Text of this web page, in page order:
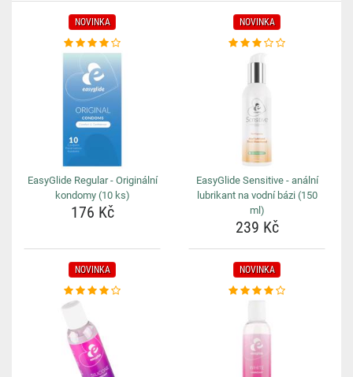
NOVINKA
EasyGlide Regular - Originální
kondomy (10 ks)
176 Kč
NOVINKA
EasyGlide Sensitive - anální
lubrikant na vodní bázi (150
ml)
239 Kč
NOVINKA NOVINKA